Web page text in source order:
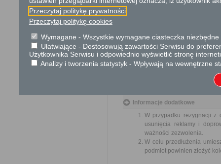
usprawnienie pracy i
ochrony własności
lepszego zaspokajania
Organ właściwy dla
Informacje dodatkowe
W przypadku rezygnacji z
usunięcia reklamy i
ważności zezwolenia.
W celu przedłużenia
podmiot powinien złożyć
Przeczytaj politykę prywatności
Przeczytaj politykę cookies
Wymagane - Wszystkie wymagane ciasteczka
Ułatwiające - Dostosowują zawartości Serwisu do
Użytkownika Serwisu i odpowiednio wyświetlić stronę
Analizy i tworzenia statystyk - Wpływają na wewnętrzne